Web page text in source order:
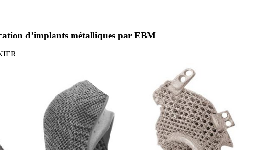
d’implants métalliques par EBM